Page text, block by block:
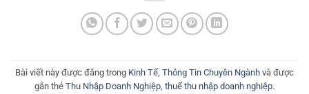
Bài viết này được đăng trong Kinh Tế Thông Tin Chuyên Ngành và được
gắn thẻ Thu Nhập Doanh Nghiệp thuế thu nhập doanh nghiệp.